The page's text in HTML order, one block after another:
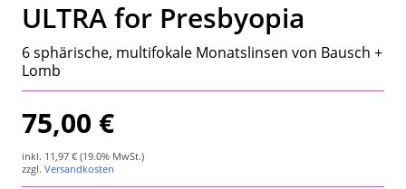
Wetterstation
Hygrometer
Kontakt
ULTRA for Presbyopia
6 sphärische, multifokale Monatslinsen von Bausch +
Lomb
75,00 €
inkl. 11,97 € (19.0% MwSt.)
zzgl. Versandkosten